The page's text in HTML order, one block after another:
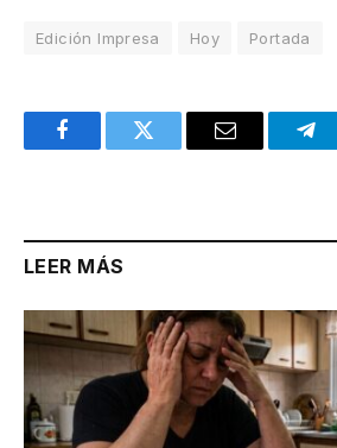
Edición Impresa Hoy Portada
FacebookTwitter Email
LEER MÁS